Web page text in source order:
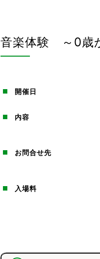
音楽体験 ～0歳
開催日
内容
お問合せ先
入場料